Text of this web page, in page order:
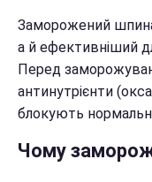
Заморожений
а й ефективніший
Перед
антинутрієнти
блокують
Чому